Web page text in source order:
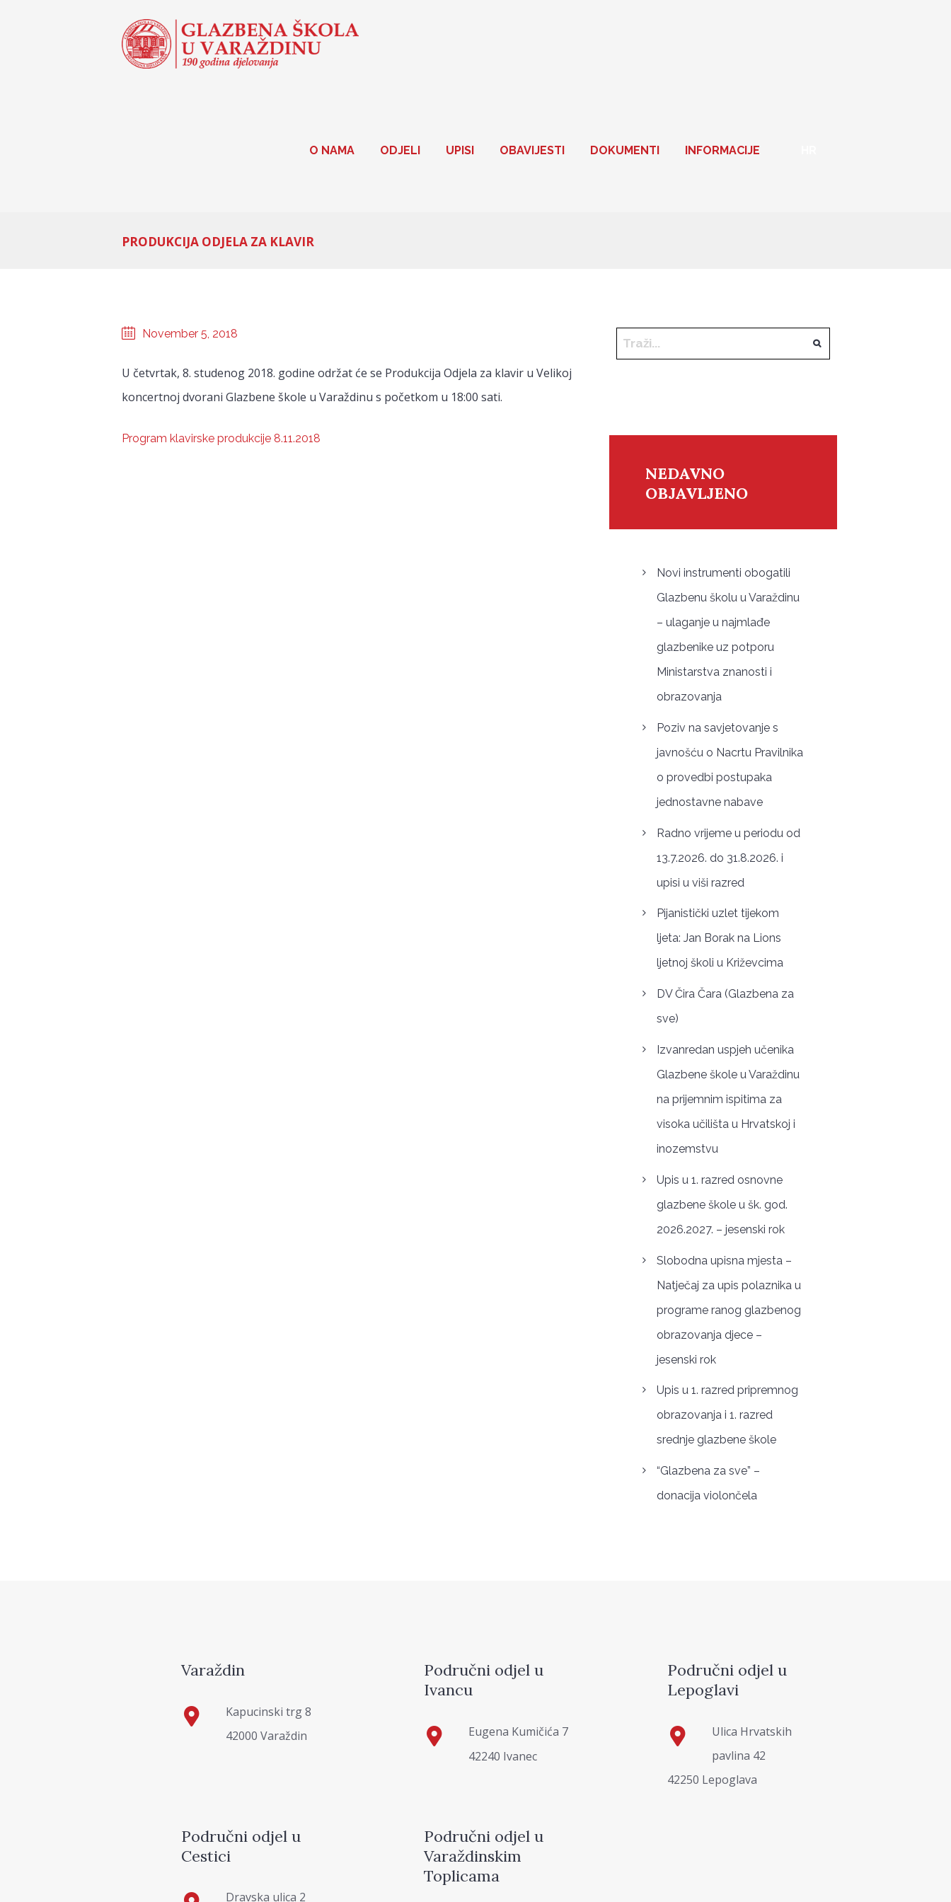
O NAMA ODJELI UPISI OBAVIJESTI DOKUMENTI INFORMACIJE
PRODUKCIJA ODJELA ZA KLAVIR
November 5, 2018
U četvrtak, 8. studenog 2018. godine održat će se Produkcija Odjela za klavir u Velikoj
koncertnoj dvorani Glazbene škole u Varaždinu s početkom u 18:00 sati.
Program klavirske produkcije 8.11.2018
NEDAVNO
OBJAVLJENO
Novi instrumenti obogatili
Glazbenu školu u Varaždinu
– ulaganje u najmlađe
glazbenike uz potporu
Ministarstva znanosti i
obrazovanja
Poziv na savjetovanje s
javnošću o Nacrtu Pravilnika
o provedbi postupaka
jednostavne nabave
Radno vrijeme u periodu od
13.7.2026. do 31.8.2026. i
upisi u viši razred
Pijanistički uzlet tijekom
ljeta: Jan Borak na Lions
ljetnoj školi u Križevcima
DV Čira Čara (Glazbena za
sve)
Izvanredan uspjeh učenika
Glazbene škole u Varaždinu
na prijemnim ispitima za
visoka učilišta u Hrvatskoj i
inozemstvu
Upis u 1. razred osnovne
glazbene škole u šk. god.
2026.2027. – jesenski rok
Slobodna upisna mjesta –
Natječaj za upis polaznika u
programe ranog glazbenog
obrazovanja djece –
jesenski rok
Upis u 1. razred pripremnog
obrazovanja i 1. razred
srednje glazbene škole
“Glazbena za sve” –
donacija violončela
Varaždin
Kapucinski trg 8
42000 Varaždin
Područni odjel u
Ivancu
Eugena Kumičića 7
42240 Ivanec
Područni odjel u
Lepoglavi
Ulica Hrvatskih
pavlina 42
42250 Lepoglava
Područni odjel u
Cestici
Dravska ulica 2
Područni odjel u
Varaždinskim
Toplicama